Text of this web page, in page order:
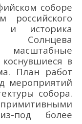
соборе
российского
и историка
Солнцева
в
План работ
мероприятий
собора.
под более